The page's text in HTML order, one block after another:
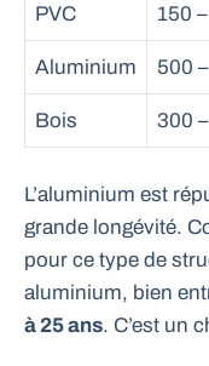
PVC 150
Aluminium 500
Bois 300
L’aluminium est
grande longévité.
pour ce type de
aluminium, bien
à 25 ans. C’est un